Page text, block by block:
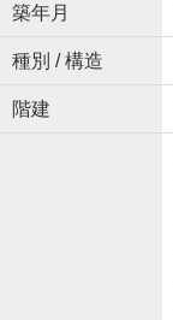
築年月
種別 / 構造
階建